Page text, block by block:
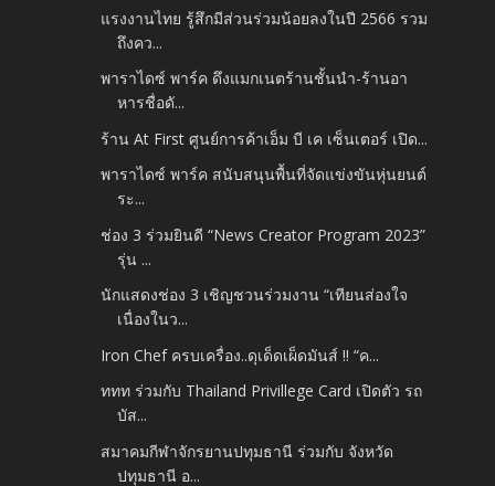
แรงงานไทย รู้สึกมีส่วนร่วมน้อยลงในปี 2566 รวม
ถึงคว...
พาราไดซ์ พาร์ค ดึงแมกเนตร้านชั้นนำ-ร้านอา
หารชื่อดั...
ร้าน At First ศูนย์การค้าเอ็ม บี เค เซ็นเตอร์ เปิด...
พาราไดซ์ พาร์ค สนับสนุนพื้นที่จัดแข่งขันหุ่นยนต์
ระ...
ช่อง 3 ร่วมยินดี “News Creator Program 2023”
รุ่น ...
นักแสดงช่อง 3 เชิญชวนร่วมงาน “เทียนส่องใจ
เนื่องในว...
Iron Chef ครบเครื่อง..ดุเด็ดเผ็ดมันส์ !! “ค...
ททท ร่วมกับ Thailand Privillege Card เปิดตัว รถ
บัส...
สมาคมกีฬาจักรยานปทุมธานี ร่วมกับ จังหวัด
ปทุมธานี อ...